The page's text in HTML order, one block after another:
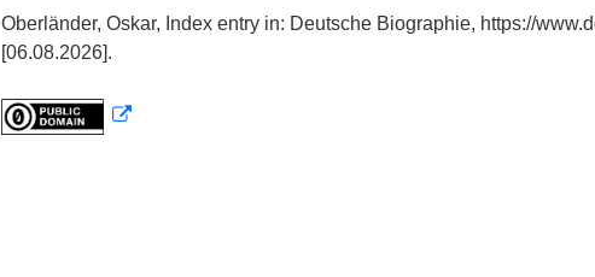
Oberländer, Oskar, Index entry in: Deutsche Biographie, https://
[06.08.2026].